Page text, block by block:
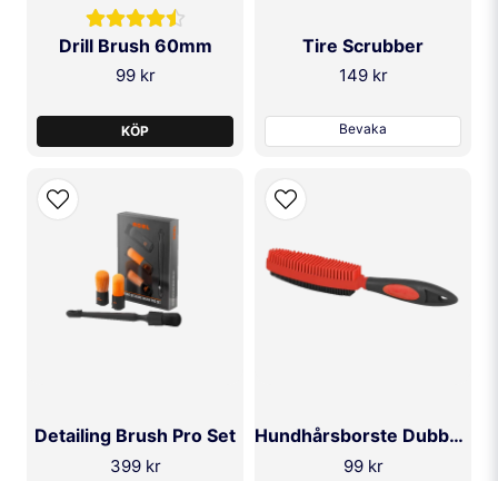
Drill Brush 60mm
99 kr
KÖP
Tire Scrubber
149 kr
Bevaka
Detailing Brush Pro Set
399 kr
Hundhårsborste Dubbelsidig
99 kr